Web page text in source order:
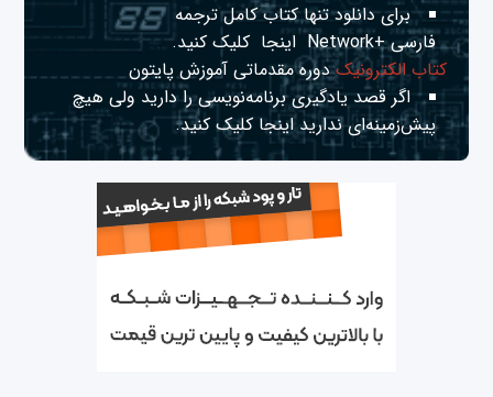
برای دانلود تنها کتاب کامل ترجمه
فارسی +Network
اینجا کلیک کنید.
کتاب الکترونیکدوره مقدماتی آموزش پایتون
اگر قصد یادگیری برنامه‌نویسی را دارید ولی هیچ
پیش‌زمینه‌ای نداریداینجا کلیک کنید.